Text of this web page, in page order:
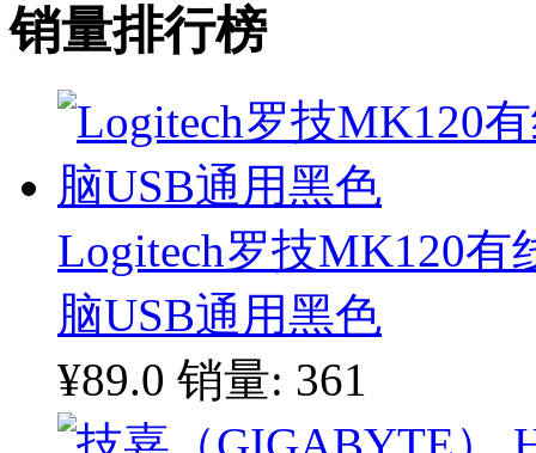
销量排行榜
Logitech罗技MK120
脑USB通用黑色
¥89.0 销量: 361